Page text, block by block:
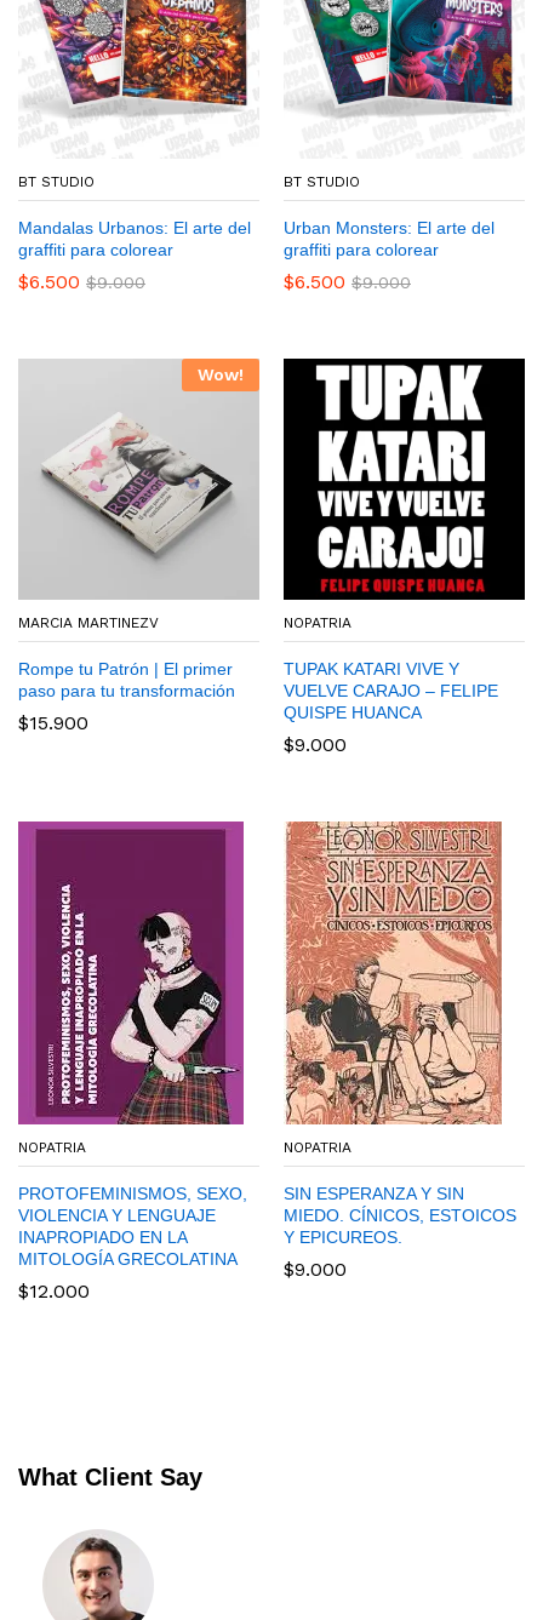
BT STUDIO
Mandalas Urbanos: El arte del
graffiti para colorear
$6.500 $9.000
BT STUDIO
Urban Monsters: El arte del
graffiti para colorear
$6.500 $9.000
Wow!
MARCIA MARTINEZV
Rompe tu Patrón | El primer
paso para tu transformación
$15.900
NOPATRIA
TUPAK KATARI VIVE Y
VUELVE CARAJO – FELIPE
QUISPE HUANCA
$9.000
NOPATRIA
PROTOFEMINISMOS, SEXO,
VIOLENCIA Y LENGUAJE
INAPROPIADO EN LA
MITOLOGÍA GRECOLATINA
$12.000
NOPATRIA
SIN ESPERANZA Y SIN
MIEDO. CÍNICOS, ESTOICOS
Y EPICUREOS.
$9.000
What Client Say